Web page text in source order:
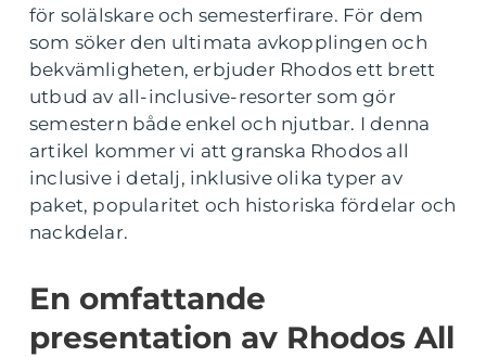
för solälskare och semesterfirare. För dem
som söker den ultimata avkopplingen och
bekvämligheten, erbjuder Rhodos ett brett
utbud av all-inclusive-resorter som gör
semestern både enkel och njutbar. I denna
artikel kommer vi att granska Rhodos all
inclusive i detalj, inklusive olika typer av
paket, popularitet och historiska fördelar och
nackdelar.
En omfattande
presentation av Rhodos All